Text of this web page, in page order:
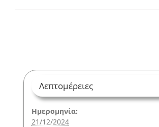
Λεπτομέρειες
Ημερομηνία:
21/12/2024